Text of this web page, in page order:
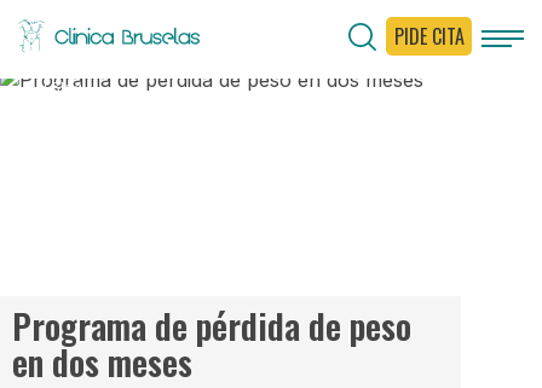
PIDE CITA
< Ir al Blog
Programa de pérdida de peso
en dos meses